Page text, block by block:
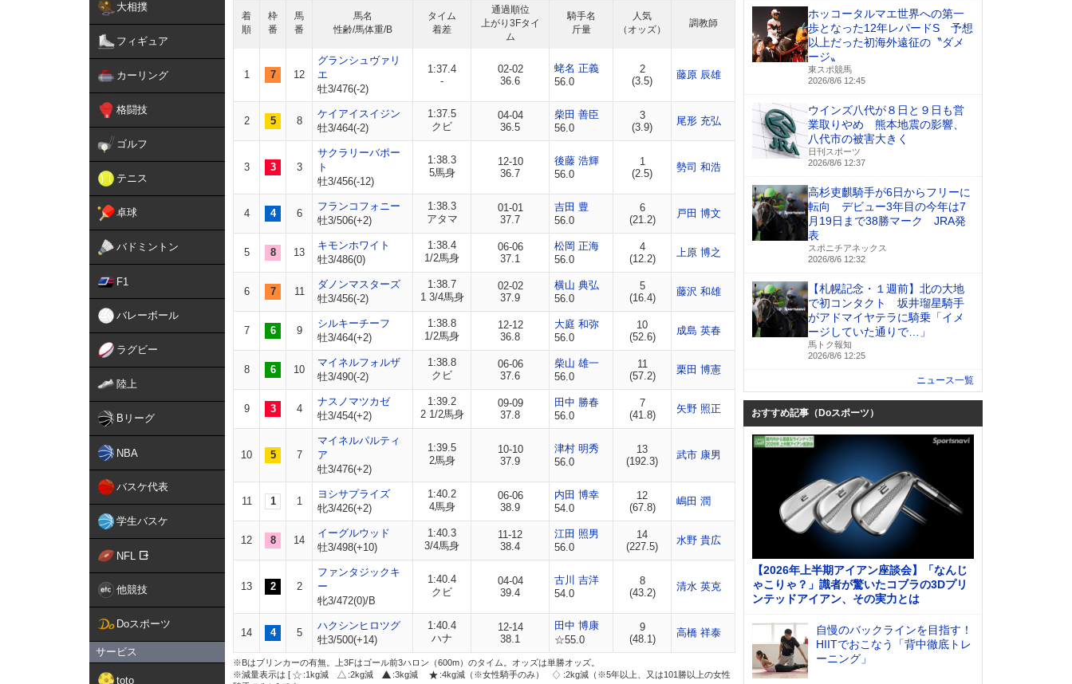
大相撲
フィギュア
カーリング
格闘技
ゴルフ
テニス
卓球
バドミントン
F1
バレーボール
ラグビー
陸上
Bリーグ
NBA
バスケ代表
学生バスケ
NFL
他競技
Doスポーツ
サービス
toto
着
順
枠
番
馬
番
馬名
性齢/馬体重/B
タイム
着差
通過順位
上がり3Fタイ
ム
騎手名
斤量
人気
（オッズ）
調教師
1 7 12
グランシュヴァリ
エ
牡3/476(-2)
1:37.4
-
02-02
36.6
蛯名 正義
56.0
2
(3.5)
藤原 辰雄
2 5 8
ケイアイスイジン
牡3/464(-2)
1:37.5
クビ
04-04
36.5
柴田 善臣
56.0
3
(3.9)
尾形 充弘
3 3 3
サクラリーバポー
ト
牡3/456(-12)
1:38.3
5馬身
12-10
36.7
後藤 浩輝
56.0
1
(2.5)
勢司 和浩
4 4 6
フランコフォニー
牡3/506(+2)
1:38.3
アタマ
01-01
37.7
吉田 豊
56.0
6
(21.2)
戸田 博文
5 8 13
キモンホワイト
牡3/486(0)
1:38.4
1/2馬身
06-06
37.1
松岡 正海
56.0
4
(12.2)
上原 博之
6 7 11
ダノンマスターズ
牡3/456(-2)
1:38.7
1 3/4馬身
02-02
37.9
横山 典弘
56.0
5
(16.4)
藤沢 和雄
7 6 9
シルキーチーフ
牡3/464(+2)
1:38.8
1/2馬身
12-12
36.8
大庭 和弥
56.0
10
(52.6)
成島 英春
8 6 10
マイネルフォルザ
牡3/490(-2)
1:38.8
クビ
06-06
37.6
柴山 雄一
56.0
11
(57.2)
栗田 博憲
9 3 4
ナスノマツカゼ
牡3/454(+2)
1:39.2
2 1/2馬身
09-09
37.8
田中 勝春
56.0
7
(41.8)
矢野 照正
10 5 7
マイネルパルティ
ア
牡3/476(+2)
1:39.5
2馬身
10-10
37.9
津村 明秀
56.0
13
(192.3)
武市 康男
11 1 1
ヨシサプライズ
牝3/426(+2)
1:40.2
4馬身
06-06
38.9
内田 博幸
54.0
12
(67.8)
嶋田 潤
12 8 14
イーグルウッド
牡3/498(+10)
1:40.3
3/4馬身
11-12
38.4
江田 照男
56.0
14
(227.5)
水野 貴広
13 2 2
ファンタジックキ
ー
牝3/472(0)/B
1:40.4
クビ
04-04
39.4
古川 吉洋
54.0
8
(43.2)
清水 英克
14 4 5
ハクシンヒロツグ
牡3/500(+14)
1:40.4
ハナ
12-14
38.1
田中 博康
☆55.0
9
(48.1)
高橋 祥泰
※Bはブリンカーの有無。上3Fはゴール前3ハロン（600m）のタイム。オッズは単勝オッズ。
※減量表示は [
:1kg減 :2kg減 :3kg減 :4kg減（※女性騎手のみ）
:2kg減（※5年以上、又は101勝以上の女性
ホッコータルマエ世界への第一
歩となった12年レパードS 予想
以上だった初海外遠征の〝ダメ
ージ〟
東スポ競馬
2026/8/6 12:45
ウインズ八代が８日と９日も営
業取りやめ 熊本地震の影響、
八代市の被害大きく
日刊スポーツ
2026/8/6 12:37
高杉吏麒騎手が6日からフリーに
転向 デビュー3年目の今年は7
月19日まで38勝マーク JRA発
表
スポニチアネックス
2026/8/6 12:32
【札幌記念・１週前】北の大地
で初コンタクト 坂井瑠星騎手
がアドマイヤテラに騎乗「イメ
ージしていた通りで…」
馬トク報知
2026/8/6 12:25
ニュース一覧
おすすめ記事（Doスポーツ）
【2026年上半期アイアン座談会】「なんじ
ゃこりゃ？」識者が驚いたコブラの3Dプリ
ンテッドアイアン、その実力とは
自慢のバックラインを目指す！
HIITでおこなう「背中徹底トレ
ーニング」